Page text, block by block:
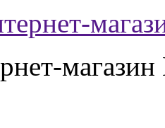
магазин